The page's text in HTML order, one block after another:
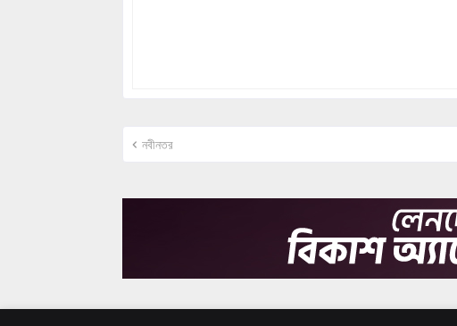
নবীনতর